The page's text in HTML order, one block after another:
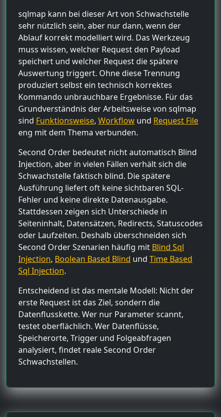
sqlmap kann bei dieser Art von Schwachstelle
sehr nützlich sein, aber nur dann, wenn der
Ablauf korrekt modelliert wird. Das Werkzeug
muss wissen, welcher Request den Payload
speichert und welcher Request die spätere
Auswertung triggert. Ohne diese Trennung
produziert selbst ein technisch korrektes
Kommando unbrauchbare Ergebnisse. Für das
Grundverständnis der Arbeitsweise von sqlmap
sind Funktionsweise, Workflow und Request File
eng mit dem Thema verbunden.
Second Order bedeutet nicht automatisch Blind
Injection, aber in vielen Fällen verhält sich die
Schwachstelle faktisch blind. Die spätere
Ausführung liefert oft keine sichtbaren SQL-
Fehler und keine direkte Datenausgabe.
Stattdessen zeigen sich Unterschiede in
Seiteninhalt, Datensätzen, Redirects, Statuscodes
oder Laufzeiten. Deshalb überschneiden sich
Second Order Szenarien häufig mit Blind Sql
Injection, Boolean Based Blind und Time Based
Sql Injection.
Entscheidend ist das mentale Modell: Nicht der
erste Request ist das Ziel, sondern die
Datenflusskette. Wer nur Parameter scannt,
testet oberflächlich. Wer Datenflüsse,
Speicherorte, Trigger und Folgeabfragen
analysiert, findet reale Second Order
Schwachstellen.